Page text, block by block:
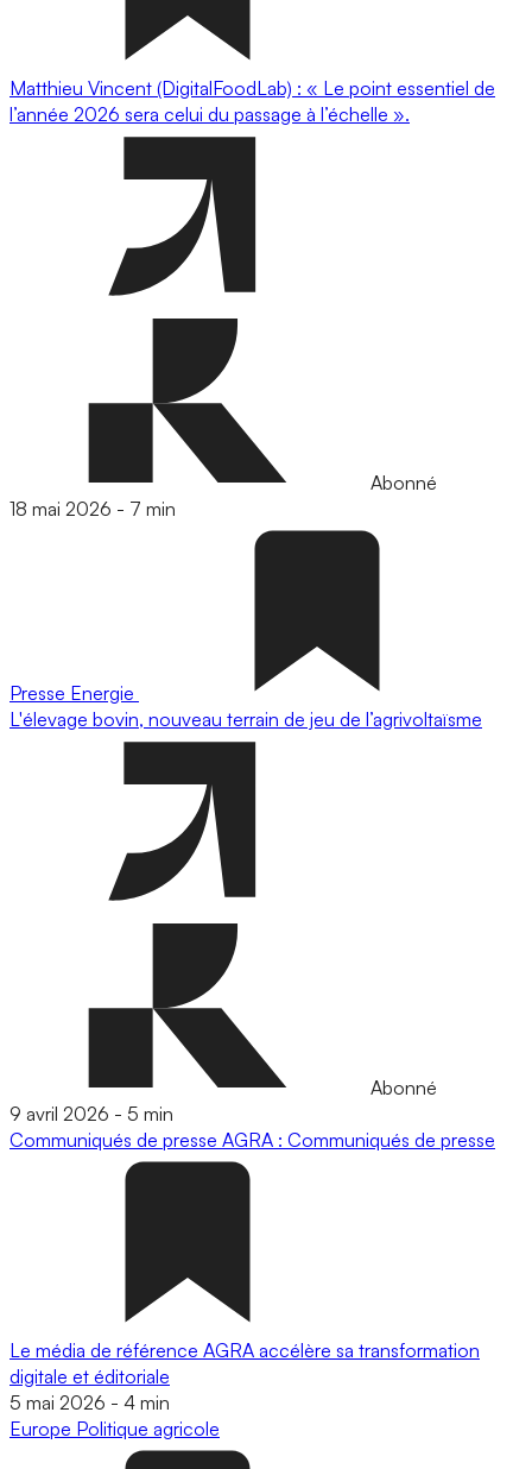
Matthieu Vincent (DigitalFoodLab) : « Le point essentiel de
l’année 2026 sera celui du passage à l’échelle ».
Abonné
18 mai 2026 - 7 min
Presse Energie
L'élevage bovin, nouveau terrain de jeu de l’agrivoltaïsme
Abonné
9 avril 2026 - 5 min
Communiqués de presse AGRA : Communiqués de presse
Le média de référence AGRA accélère sa transformation
digitale et éditoriale
5 mai 2026 - 4 min
Europe Politique agricole